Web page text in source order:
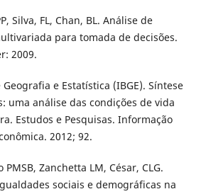
Silva, FL, Chan, BL. Análise de
para tomada de decisões.
2009.
e Estatística (IBGE). Síntese
uma análise das condições de vida
Estudos e Pesquisas. Informação
2012; 92.
Zanchetta LM, César, CLG.
sociais e demográficas na